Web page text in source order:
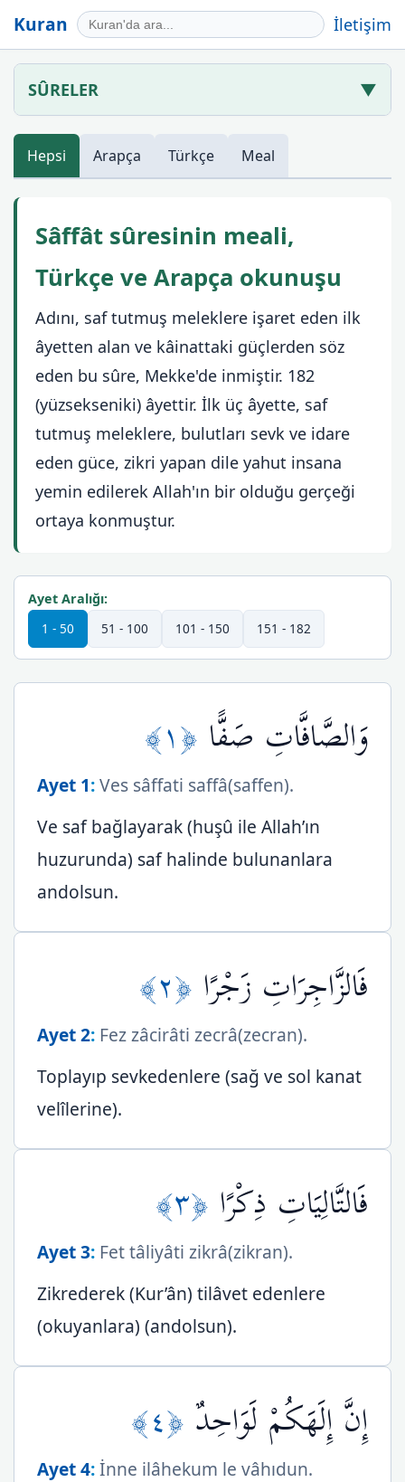
Kuran İletişim
SÛRELER ▼
Hepsi Arapça Türkçe Meal
Sâffât sûresinin meali,
Türkçe ve Arapça okunuşu
Adını, saf tutmuş meleklere işaret eden ilk
âyetten alan ve kâinattaki güçlerden söz
eden bu sûre, Mekke'de inmiştir. 182
(yüzsekseniki) âyettir. İlk üç âyette, saf
tutmuş meleklere, bulutları sevk ve idare
eden güce, zikri yapan dile yahut insana
yemin edilerek Allah'ın bir olduğu gerçeği
ortaya konmuştur.
Ayet Aralığı:
1 - 50
51 - 100 101 - 150 151 - 182
وَالصَّافَّاتِ صَفًّا ﴿١﴾
Ayet 1:Ves sâffati saffâ(saffen).
Ve saf bağlayarak (huşû ile Allah’ın
huzurunda) saf halinde bulunanlara
andolsun.
فَالزَّاجِرَاتِ زَجْرًا ﴿٢﴾
Ayet 2: Fez zâcirâti zecrâ(zecran).
Toplayıp sevkedenlere (sağ ve sol kanat
velîlerine).
فَالتَّالِيَاتِ ذِكْرًا ﴿٣﴾
Ayet 3: Fet tâliyâti zikrâ(zikran).
Zikrederek (Kur’ân) tilâvet edenlere
(okuyanlara) (andolsun).
إِنَّ إِلَهَكُمْ لَوَاحِدٌ ﴿٤﴾
Ayet 4:İnne ilâhekum le vâhıdun.